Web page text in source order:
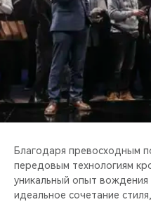
Благодаря превосходным
передовым технологиям
уникальный опыт вождения
идеальное сочетание